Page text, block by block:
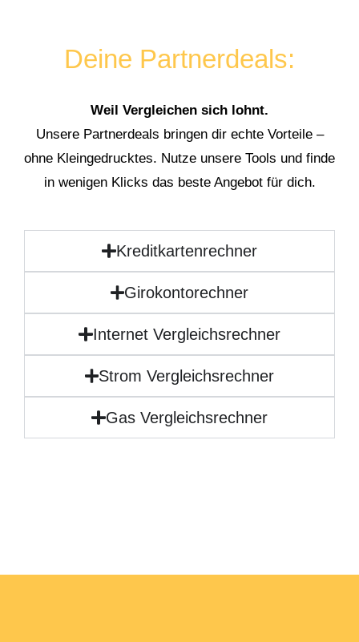
Deine Partnerdeals:
Weil Vergleichen sich lohnt.
Unsere Partnerdeals bringen dir echte Vorteile –
ohne Kleingedrucktes. Nutze unsere Tools und finde
in wenigen Klicks das beste Angebot für dich.
Kreditkartenrechner
Girokontorechner
Internet Vergleichsrechner
Strom Vergleichsrechner
Gas Vergleichsrechner